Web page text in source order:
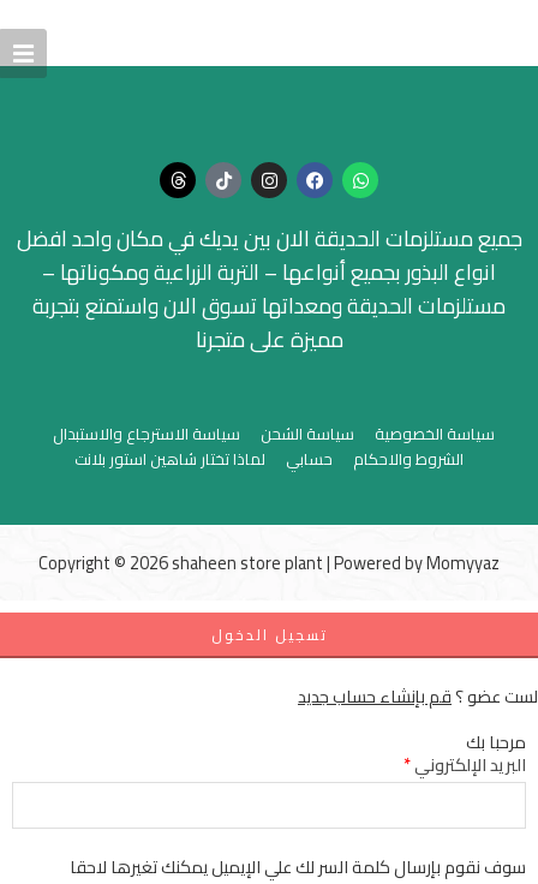
جميع مستلزمات الحديقة الان بين يديك في مكان واحد افضل
انواع البذور بجميع أنواعها – التربة الزراعية ومكوناتها –
مستلزمات الحديقة ومعداتها تسوق الان واستمتع بتجربة
مميزة على متجرنا
سياسة الخصوصية سياسة الشحن
سياسة الاسترجاع والاستبدال
الشروط والاحكام
حسابي لماذا تختار شاهين استور بلانت
Copyright © 2026 shaheen store plant | Powered byMomyyaz
تسجيل الدخول
لست عضو ؟قم بإنشاء حساب جديد
مرحبا بك
البريد الإلكتروني*
سوف نقوم بإرسال كلمة السر لك علي الإيميل يمكنك تغيرها لاحقا